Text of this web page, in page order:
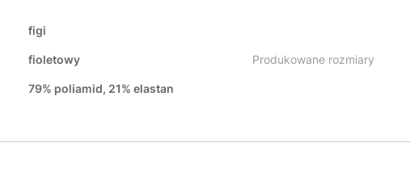
figi
fioletowy Produkowane rozmiary
79% poliamid, 21% elastan